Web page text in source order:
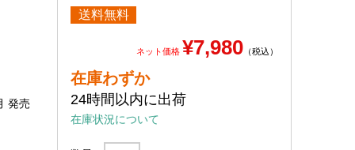
発売
送料無料
ネット価格 ¥7,980 （税込）
在庫わずか
24時間以内に出荷
在庫状況について